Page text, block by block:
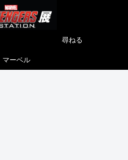
尋ねる
マーベル